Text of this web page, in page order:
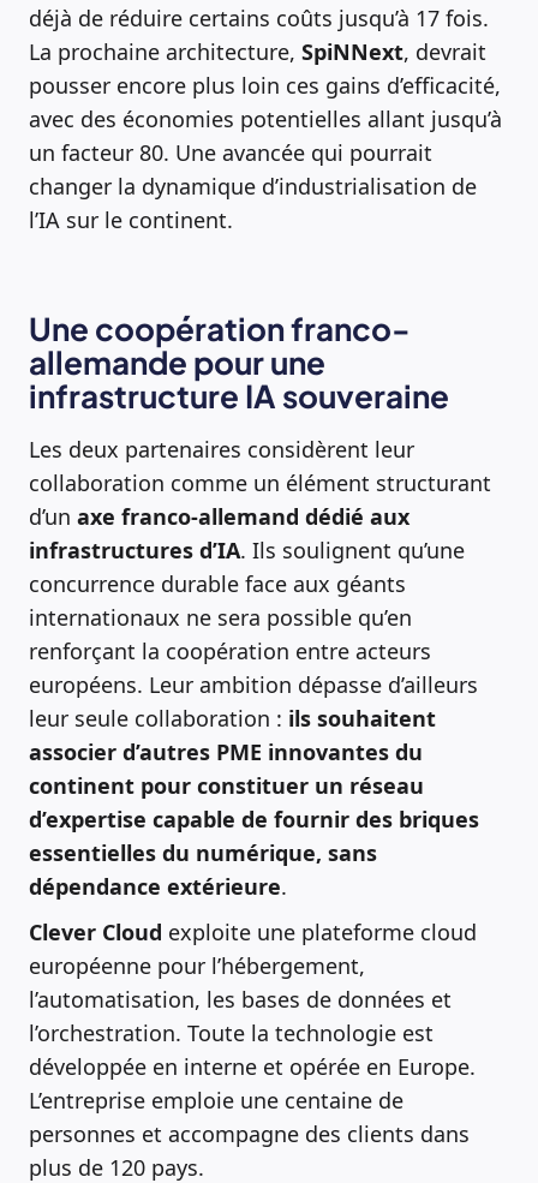
déjà de réduire certains coûts jusqu’à 17 fois.
La prochaine architecture, SpiNNext, devrait
pousser encore plus loin ces gains d’efficacité,
avec des économies potentielles allant jusqu’à
un facteur 80. Une avancée qui pourrait
changer la dynamique d’industrialisation de
l’IA sur le continent.
Une coopération franco-
allemande pour une
infrastructure IA souveraine
Les deux partenaires considèrent leur
collaboration comme un élément structurant
d’un axe franco-allemand dédié aux
infrastructures d’IA. Ils soulignent qu’une
concurrence durable face aux géants
internationaux ne sera possible qu’en
renforçant la coopération entre acteurs
européens. Leur ambition dépasse d’ailleurs
leur seule collaboration : ils souhaitent
associer d’autres PME innovantes du
continent pour constituer un réseau
d’expertise capable de fournir des briques
essentielles du numérique, sans
dépendance extérieure.
Clever Cloud exploite une plateforme cloud
européenne pour l’hébergement,
l’automatisation, les bases de données et
l’orchestration. Toute la technologie est
développée en interne et opérée en Europe.
L’entreprise emploie une centaine de
personnes et accompagne des clients dans
plus de 120 pays.